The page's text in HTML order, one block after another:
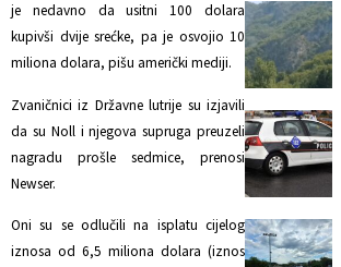
je nedavno da usitni 100 dolara
kupivši dvije srećke, pa je osvojio 10
miliona dolara, pišu američki mediji.
Zvaničnici iz Državne lutrije su izjavili
da su Noll i njegova supruga preuzeli
nagradu prošle sedmice, prenosi
Newser.
Oni su se odlučili na isplatu cijelog
iznosa od 6,5 miliona dolara (iznos